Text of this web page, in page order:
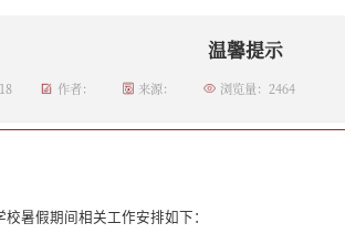
温馨提示
作者： 来源： 浏览量： 2464
暑假期间相关工作安排如下：